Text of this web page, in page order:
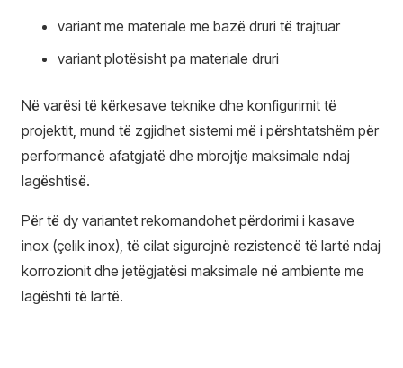
variant me materiale me bazë druri të trajtuar
variant plotësisht pa materiale druri
Në varësi të kërkesave teknike dhe konfigurimit të
projektit, mund të zgjidhet sistemi më i përshtatshëm për
performancë afatgjatë dhe mbrojtje maksimale ndaj
lagështisë.
Për të dy variantet rekomandohet përdorimi i kasave
inox (çelik inox), të cilat sigurojnë rezistencë të lartë ndaj
korrozionit dhe jetëgjatësi maksimale në ambiente me
lagështi të lartë.